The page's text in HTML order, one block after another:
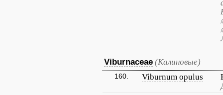
Viburnaceae (Калиновые)
160. Viburnum opulus